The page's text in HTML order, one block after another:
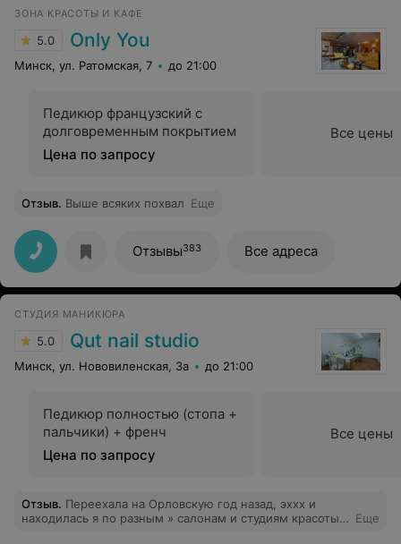
ЗОНА КРАСОТЫ И КАФЕ
5.0 Only You
Минск, ул. Ратомская, 7 до 21:00
Педикюр французский с
долговременным покрытием
Цена по запросу
Все цены
Отзыв. Выше всяких похвал Еще
Отзывы383 Все адреса
СТУДИЯ МАНИКЮРА
5.0 Qut nail studio
Минск, ул. Нововиленская, 3а до 21:00
Педикюр полностью (стопа +
пальчики) + френч
Цена по запросу
Все цены
Отзыв. Переехала на Орловскую год назад, эххх и
находилась я по разным » салонам и студиям красоты»
Еще